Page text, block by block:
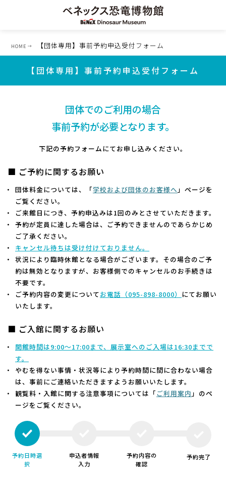
HOME 【団体専用】事前予約申込受付フォーム
【団体専用】事前予約申込受付フォーム
団体でのご利用の場合
事前予約が必要となります。
下記の予約フォームにてお申し込みください。
■ ご予約に関するお願い
団体料金については、「学校および団体のお客様へ」ページを
ご覧ください。
ご来館日につき、予約申込みは1回のみとさせていただきます。
予約が定員に達した場合は、ご予約できませんのであらかじめ
ご了承ください。
キャンセル待ちは受け付けておりません。
状況により臨時休館となる場合がございます。その場合のご予
約は無効となりますが、お客様側でのキャンセルのお手続きは
不要です。
ご予約内容の変更についてお電話（095-898-8000） にてお願い
いたします。
■ ご入館に関するお願い
開館時間は9:00～17:00まで、展示室へのご入場は16:30までで
す。
やむを得ない事情・状況等により予約時間に間に合わない場合
は、事前にご連絡いただきますようお願いいたします。
観覧料・入館に関する注意事項については「ご利用案内」のペ
ージをご覧ください。
予約日時選
択
申込者情報
入力
予約内容の
確認
予約完了